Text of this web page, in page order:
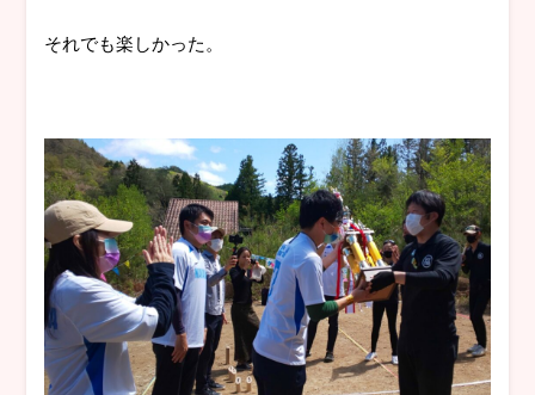
それでも楽しかった。